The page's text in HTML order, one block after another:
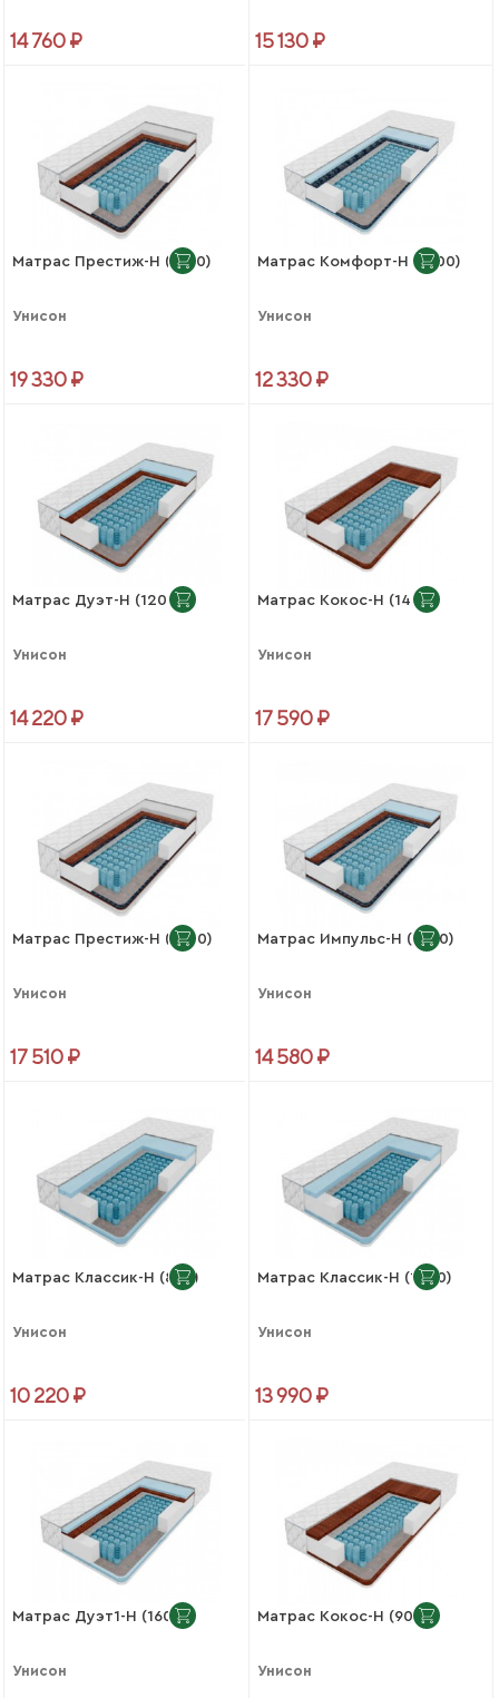
14 760 ₽ 15 130 ₽
Матрас Престиж-Н (1600)
Унисон
19 330 ₽
Матрас Комфорт-Н (1200)
Унисон
12 330 ₽
Матрас Дуэт-Н (1200)
Унисон
14 220 ₽
Матрас Кокос-Н (1400)
Унисон
17 590 ₽
Матрас Престиж-Н (1400)
Унисон
17 510 ₽
Матрас Импульс-Н (1200)
Унисон
14 580 ₽
Матрас Классик-Н (800)
Унисон
10 220 ₽
Матрас Классик-Н (1200)
Унисон
13 990 ₽
Матрас Дуэт1-Н (1600)
Унисон
Матрас Кокос-Н (900)
Унисон